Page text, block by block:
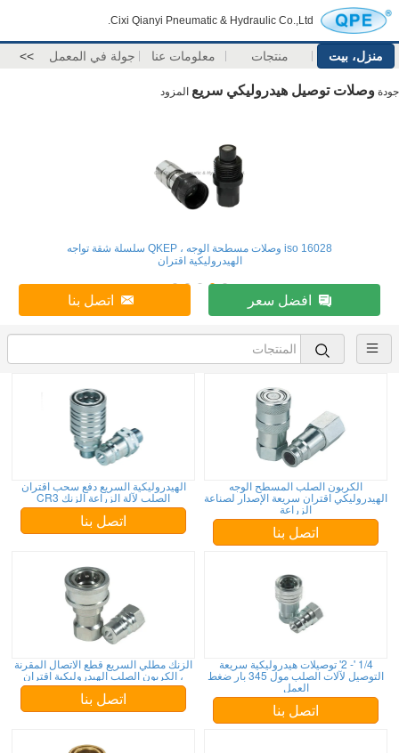
Cixi Qianyi Pneumatic & Hydraulic Co.,Ltd.
منزل، بيت منتجات معلومات عنا جولة في المعمل >>
جودة وصلات توصيل هيدروليكي سريع المزود
iso 16028 وصلات مسطحة الوجه ، QKEP سلسلة شقة تواجه
الهيدروليكية اقتران
افضل سعر اتصل بنا
الهيدروليكية السريع دفع سحب اقتران
الصلب لآلة الزراعة الزنك CR3
اتصل بنا
الكربون الصلب المسطح الوجه
الهيدروليكي اقتران سريعة الإصدار لصناعة
الزراعة
اتصل بنا
الزنك مطلي السريع قطع الاتصال المقرنة
، الكربون الصلب الهيدروليكية اقتران
اتصل بنا
1/4 '- 2' توصيلات هيدروليكية سريعة
التوصيل لآلات الصلب مول 345 بار ضغط
العمل
اتصل بنا